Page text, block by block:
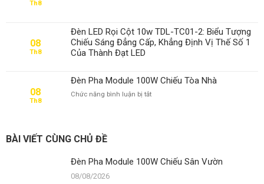
Th8
100W
Chiếu
08
Th8
Đèn LED Rọi Cột 10w TDL-TC01-2: Biểu Tượng
Chiếu Sáng Đẳng Cấp, Khẳng Định Vị Thế Số 1
Của Thành Đạt LED
08
Th8
Đèn Pha Module 100W Chiếu Tòa Nhà
Chức năng bình luận bị tắtở
Nhà
BÀI VIẾT CÙNG CHỦ ĐỀ
Đèn Pha Module 100W Chiếu Sân Vườn
08/08/2026